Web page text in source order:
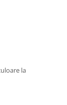
la